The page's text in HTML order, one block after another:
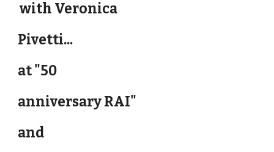
with Veronica
Pivetti...
at "50
anniversary RAI"
and